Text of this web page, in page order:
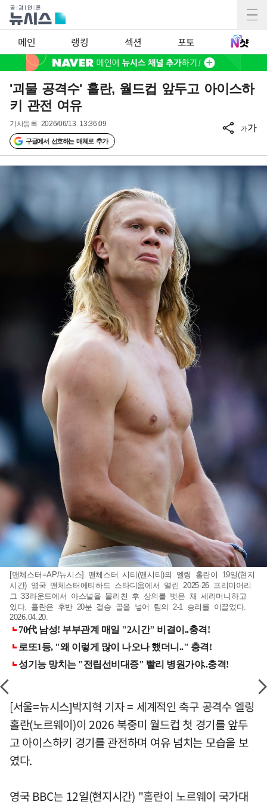
메인 랭킹 섹션 포토
'괴물 공격수' 홀란, 월드컵 앞두고 아이스하
키 관전 여유
기사등록 2026/06/13 13:36:09
구글에서 선호하는 매체로 추가
가가
[맨체스터=AP/뉴시스] 맨체스터 시티(맨시티)의 엘링 홀란이 19일(현지
시간) 영국 맨체스터에티하드 스타디움에서 열린 2025-26 프리미어리
그 33라운드에서 아스널을 물리친 후 상의를 벗은 채 세리머니하고
있다. 홀란은 후반 20분 결승 골을 넣어 팀의 2-1 승리를 이끌었다.
2026.04.20.
[서울=뉴시스]박지혁 기자 = 세계적인 축구 공격수 엘링
홀란(노르웨이)이 2026 북중미 월드컵 첫 경기를 앞두
고 아이스하키 경기를 관전하며 여유 넘치는 모습을 보
였다.
영국 BBC는 12일(현지시간) "홀란이 노르웨이 국가대